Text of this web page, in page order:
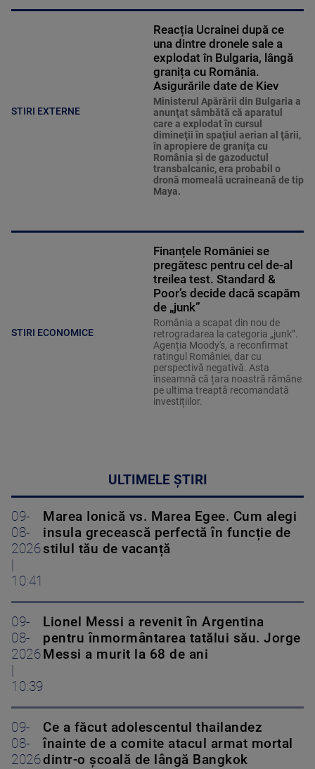
STIRI EXTERNE
Reacția Ucrainei după ce
una dintre dronele sale a
explodat în Bulgaria, lângă
granița cu România.
Asigurările date de Kiev
Ministerul Apărării din Bulgaria a
anunţat sâmbătă că aparatul
care a explodat în cursul
dimineţii în spaţiul aerian al ţării,
în apropiere de graniţa cu
România şi de gazoductul
transbalcanic, era probabil o
dronă momeală ucraineană de tip
Maya.
STIRI ECONOMICE
Finanțele României se
pregătesc pentru cel de-al
treilea test. Standard &
Poor’s decide dacă scapăm
de „junk”
România a scapat din nou de
retrogradarea la categoria „junk”.
Agenția Moody's, a reconfirmat
ratingul României, dar cu
perspectivă negativă. Asta
înseamnă că țara noastră rămâne
pe ultima treaptă recomandată
investițiilor.
ULTIMELE ȘTIRI
09-
08-
2026
10:41
Marea Ionică vs. Marea Egee. Cum alegi
insula grecească perfectă în funcție de
stilul tău de vacanță
09-
08-
2026
10:39
Lionel Messi a revenit în Argentina
pentru înmormântarea tatălui său. Jorge
Messi a murit la 68 de ani
09-
08-
2026
Ce a făcut adolescentul thailandez
înainte de a comite atacul armat mortal
dintr-o școală de lângă Bangkok